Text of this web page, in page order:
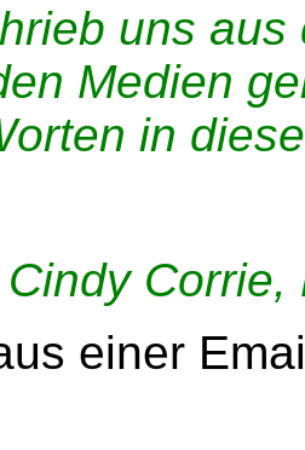
uns
Medien
in
einer